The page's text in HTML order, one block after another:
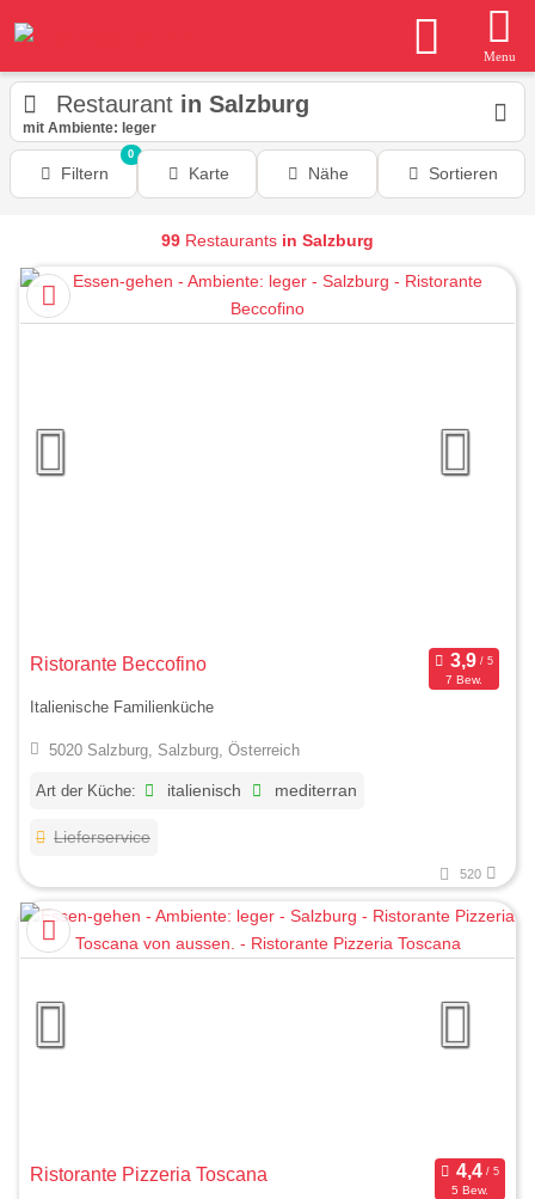
Menu
Restaurant in Salzburg
mit Ambiente: leger
Filtern
0
Karte Nähe Sortieren
99 Restaurants in Salzburg
Ristorante Beccofino
7 Bew.
Italienische Familienküche
5020 Salzburg, Salzburg, Österreich
Art der Küche: italienisch mediterran
Lieferservice
520
Ristorante Pizzeria Toscana
5 Bew.